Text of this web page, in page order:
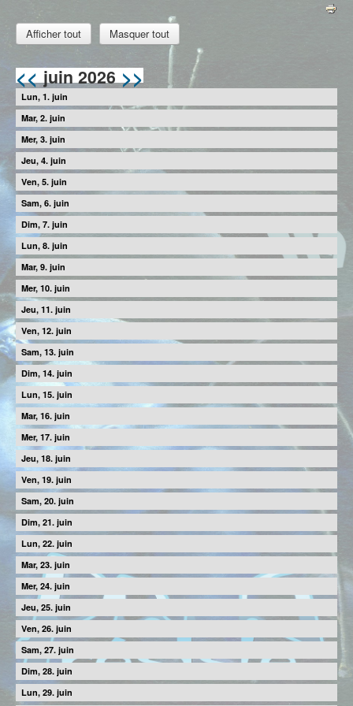
Afficher tout Masquer tout
<<juin 2026>>
1
2
3
4
5
6
7
8
9
10
11
12
13
14
15
16
17
18
19
20
21
22
23
24
25
26
27
28
29